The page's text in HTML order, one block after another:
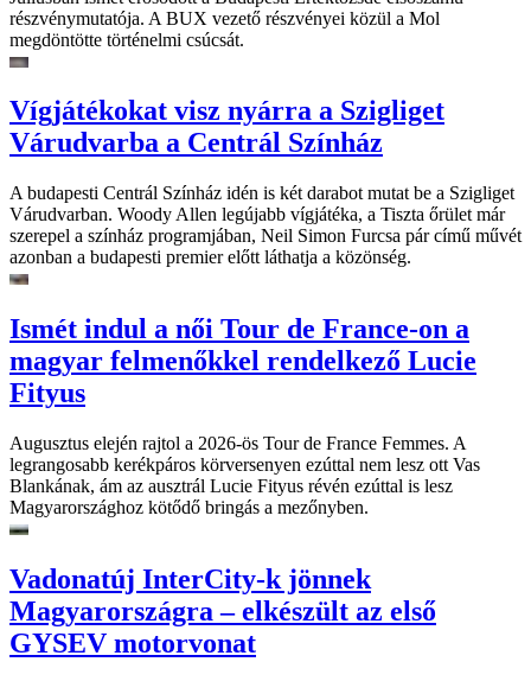
részvénymutatója. A BUX vezető részvényei közül a Mol
megdöntötte történelmi csúcsát.
Vígjátékokat visz nyárra a Szigliget
Várudvarba a Centrál Színház
A budapesti Centrál Színház idén is két darabot mutat be a Szigliget
Várudvarban. Woody Allen legújabb vígjátéka, a Tiszta őrület már
szerepel a színház programjában, Neil Simon Furcsa pár című művét
azonban a budapesti premier előtt láthatja a közönség.
Ismét indul a női Tour de France-on a
magyar felmenőkkel rendelkező Lucie
Fityus
Augusztus elején rajtol a 2026-ös Tour de France Femmes. A
legrangosabb kerékpáros körversenyen ezúttal nem lesz ott Vas
Blankának, ám az ausztrál Lucie Fityus révén ezúttal is lesz
Magyarországhoz kötődő bringás a mezőnyben.
Vadonatúj InterCity-k jönnek
Magyarországra – elkészült az első
GYSEV motorvonat